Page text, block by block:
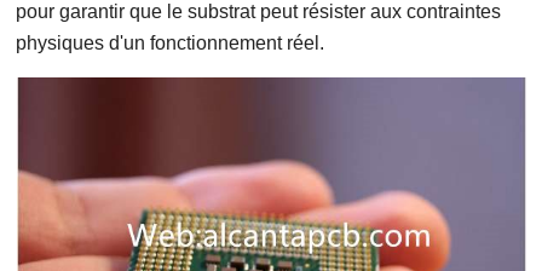
pour garantir que le substrat peut résister aux contraintes
physiques d'un fonctionnement réel.